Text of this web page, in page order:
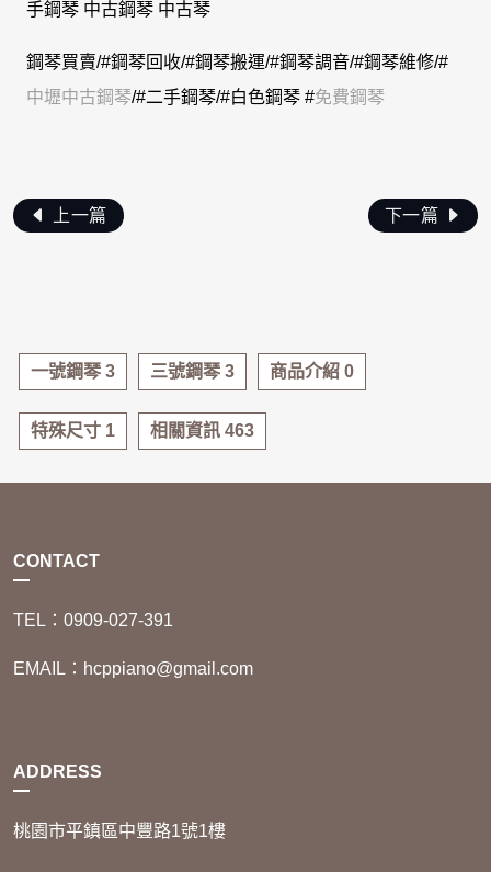
手鋼琴 中古鋼琴 中古琴
鋼琴買賣/#鋼琴回收/#鋼琴搬運/#鋼琴調音/#鋼琴維修/#
中壢中古鋼琴/#二手鋼琴/#白色鋼琴 #免費鋼琴
上一篇 下一篇
一號鋼琴 3 三號鋼琴 3 商品介紹 0
特殊尺寸 1 相關資訊 463
CONTACT
TEL：0909-027-391
EMAIL：hcppiano@gmail.com
ADDRESS
桃園市平鎮區中豐路1號1樓